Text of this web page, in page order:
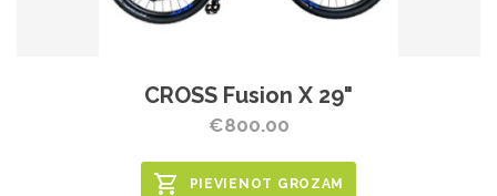
CROSS Fusion X 29"
€800.00
PIEVIENOT GROZAM